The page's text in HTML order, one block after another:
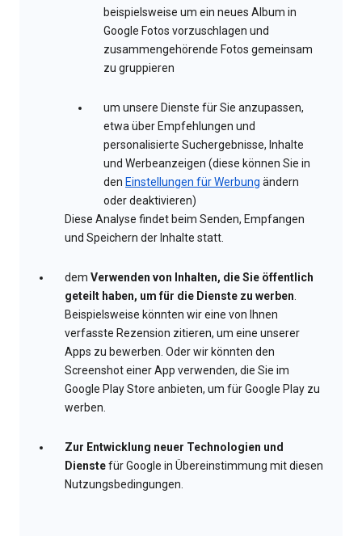
beispielsweise um ein neues Album in
Google Fotos vorzuschlagen und
zusammengehörende Fotos gemeinsam
zu gruppieren
um unsere Dienste für Sie anzupassen,
etwa über Empfehlungen und
personalisierte Suchergebnisse, Inhalte
und Werbeanzeigen (diese können Sie in
den Einstellungen für Werbung ändern
oder deaktivieren)
Diese Analyse findet beim Senden, Empfangen
und Speichern der Inhalte statt.
dem Verwenden von Inhalten, die Sie öffentlich
geteilt haben, um für die Dienste zu werben.
Beispielsweise könnten wir eine von Ihnen
verfasste Rezension zitieren, um eine unserer
Apps zu bewerben. Oder wir könnten den
Screenshot einer App verwenden, die Sie im
Google Play Store anbieten, um für Google Play zu
werben.
Zur Entwicklung neuer Technologien und
Dienstefür Google in Übereinstimmung mit diesen
Nutzungsbedingungen.